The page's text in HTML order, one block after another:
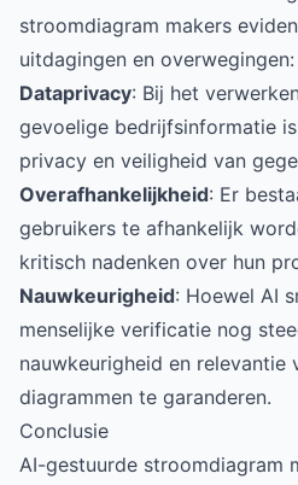
stroomdiagram makers
uitdagingen en overwegingen:
Dataprivacy: Bij het
gevoelige bedrijfsinformatie
privacy en veiligheid van
Overafhankelijkheid: Er
gebruikers te afhankelijk
kritisch nadenken over hun
Nauwkeurigheid: Hoewel AI
menselijke verificatie nog
nauwkeurigheid en relevantie
diagrammen te garanderen.
Conclusie
AI-gestuurde stroomdiagram